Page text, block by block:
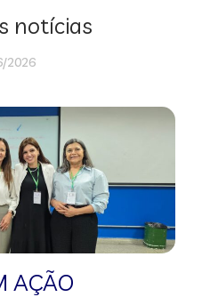
notícias
2026
AÇÃO